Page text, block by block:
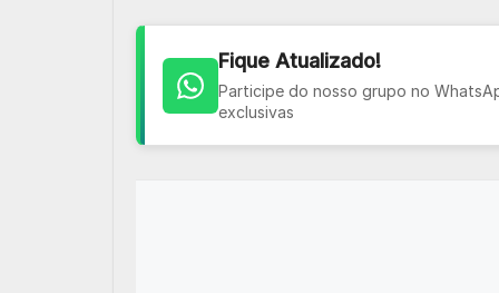
Fique Atualizado!
Participe do nosso grupo no
exclusivas